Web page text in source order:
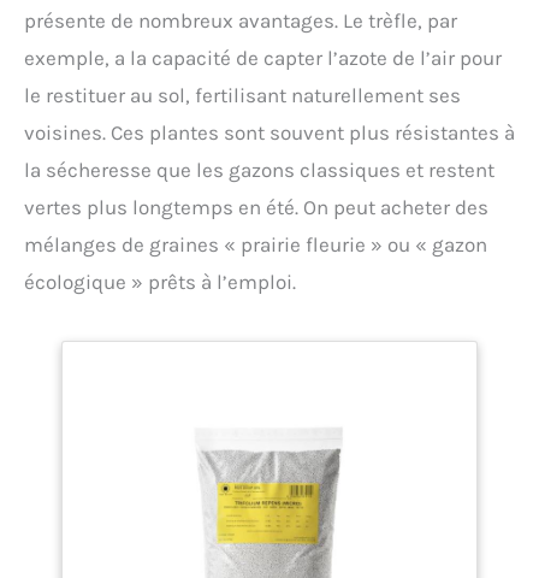
présente de nombreux avantages. Le trèfle, par
exemple, a la capacité de capter l’azote de l’air pour
le restituer au sol, fertilisant naturellement ses
voisines. Ces plantes sont souvent plus résistantes à
la sécheresse que les gazons classiques et restent
vertes plus longtemps en été. On peut acheter des
mélanges de graines « prairie fleurie » ou « gazon
écologique » prêts à l’emploi.